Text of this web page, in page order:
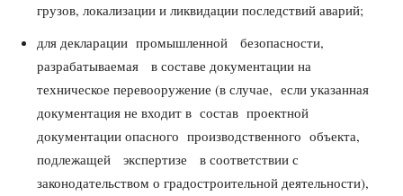
грузов, локализации и ликвидации последствий аварий;
для декларации промышленной безопасности,
разрабатываемая в составе документации на
техническое перевооружение (в случае, если указанная
документация не входит в состав проектной
документации опасного производственного объекта,
подлежащей экспертизе в соответствии с
законодательством о градостроительной деятельности),